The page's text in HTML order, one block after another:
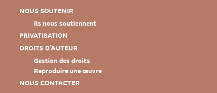
NOUS SOUTENIR
Ils nous soutiennent
PRIVATISATION
DROITS D’AUTEUR
Gestion des droits
Reproduire une œuvre
NOUS CONTACTER